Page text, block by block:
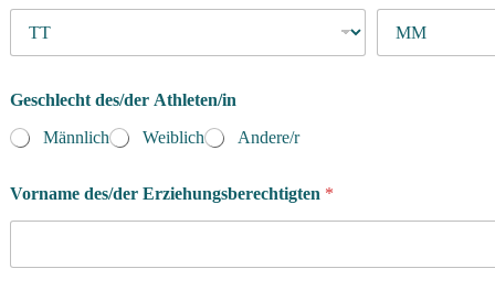
Geschlecht des/der Athleten/in
Männlich
Weiblich Andere/r
Vorname des/der Erziehungsberechtigten *